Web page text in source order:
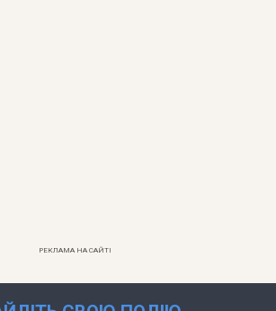
РЕКЛАМА НА САЙТІ